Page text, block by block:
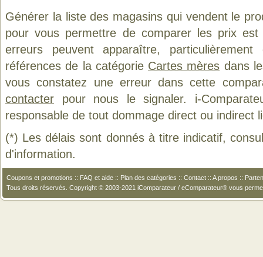
Générer la liste des magasins qui vendent le
pour vous permettre de comparer les prix
erreurs peuvent apparaître,
références de la catégorie Cartes mères dans
vous constatez une erreur dans cette
contacter pour nous le signaler. i-
responsable de tout dommage direct ou indirect
(*) Les délais sont donnés à titre indicatif,
d'information.
Coupons et promotions :: FAQ et aide :: Plan des catégories :: Contact :: A propos ::
Tous droits réservés. Copyright © 2003-2021 iComparateur / eComparateur® vous